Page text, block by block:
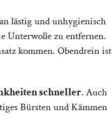
lästig und unhygienisch
Unterwolle zu entfernen.
kommen. Obendrein ist
schneller. Auch
Bürsten und Kämmen